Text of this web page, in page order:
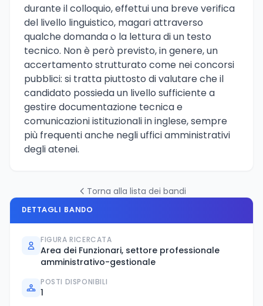
durante il colloquio, effettui una breve verifica
del livello linguistico, magari attraverso
qualche domanda o la lettura di un testo
tecnico. Non è però previsto, in genere, un
accertamento strutturato come nei concorsi
pubblici: si tratta piuttosto di valutare che il
candidato possieda un livello sufficiente a
gestire documentazione tecnica e
comunicazioni istituzionali in inglese, sempre
più frequenti anche negli uffici amministrativi
degli atenei.
Torna alla lista dei bandi
DETTAGLI BANDO
FIGURA RICERCATA
Area dei Funzionari, settore professionale
amministrativo-gestionale
POSTI DISPONIBILI
1